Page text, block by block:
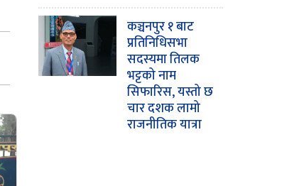
कञ्चनपुर १ बाट
प्रतिनिधिसभा
सदस्यमा तिलक
भट्टको नाम
सिफारिस, यस्तो छ
चार दशक लामो
राजनीतिक यात्रा